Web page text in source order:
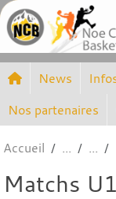
News
Nos partenaires
Accueil
Matchs
Panneau de gestion